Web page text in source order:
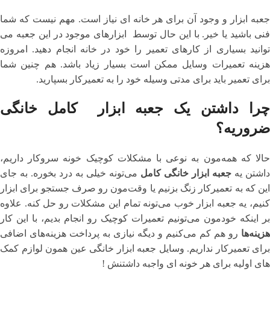
جعبه ابزار و وجود آن برای هر خانه ای نیاز است. مهم نیست که شما
فنی باشید یا خیر. با این حال توسط ابزارهای موجود در این جعبه می
توانید بسیاری از کارهای تعمیر را خود در خانه انجام دهید. امروزه
هزینه تعمیرات وسایل ممکن است بسیار زیاد باشد. هم چنین شما
برای تعمیر باید برای مدتی وسیله خود را به تعمیرکار بسپارید.
چرا داشتن یک جعبه ابزار کامل خانگی
ضروریه؟
حالا که همه‌مون به نوعی با مشکلات کوچیک خونه سروکار داریم،
داشتن یه جعبه ابزار خانگی کامل می‌تونه خیلی به درد بخوره. به جای
این که به تعمیرکار زنگ بزنیم یا وقت‌مون رو صرف جستجو برای ابزار
کنیم، یه جعبه ابزار خوب می‌تونه تمام این مشکلات رو حل کنه. علاوه
بر اینکه خودمون می‌تونیم تعمیرات کوچیک رو انجام بدیم، با این کار
هزینه‌ها رو هم کم می‌کنیم و دیگه نیازی به پرداخت هزینه‌های اضافی
برای تعمیرکار نداریم. وسایل جعبه ابزار خانگی عین همون لوازم کمک
های اولیه برای هر خونه ای واجبه داشتنش !